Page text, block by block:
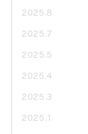
2025.8
2025.7
2025.5
2025.4
2025.3
2025.1